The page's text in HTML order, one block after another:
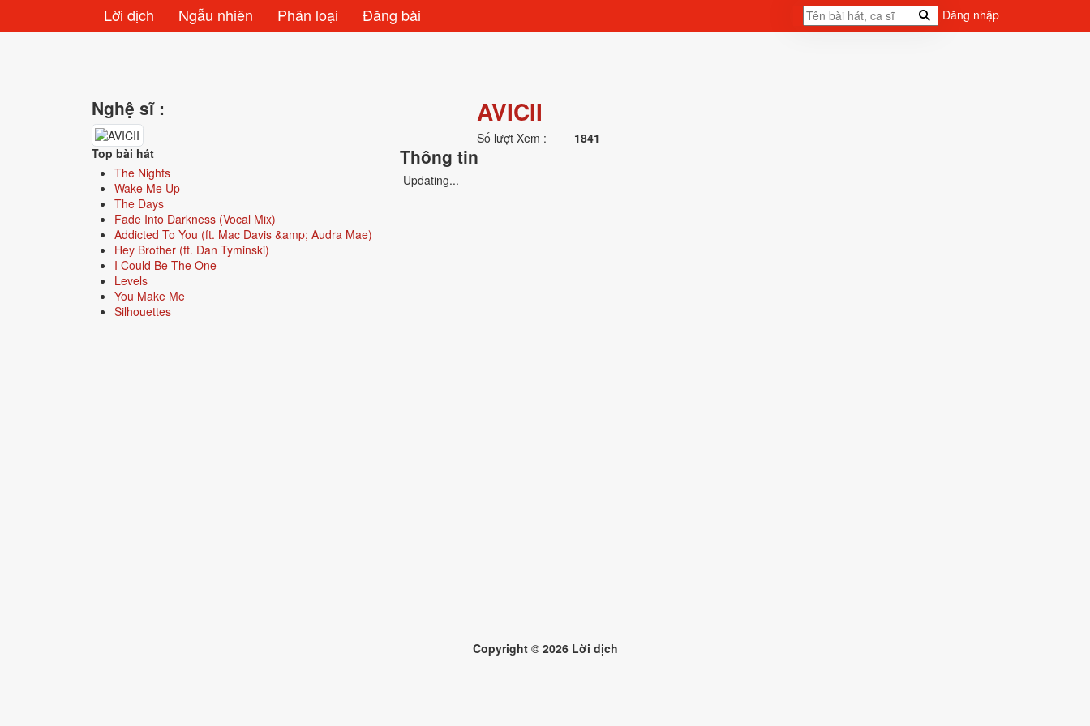
Lời dịch Ngẫu nhiên Phân loại Đăng bài Đăng nhập
Nghệ sĩ : AVICII
Số lượt Xem :
1841
Top bài hát
The Nights
Wake Me Up
The Days
Fade Into Darkness (Vocal Mix)
Addicted To You (ft. Mac Davis &amp; Audra Mae)
Hey Brother (ft. Dan Tyminski)
I Could Be The One
Levels
You Make Me
Silhouettes
Thông tin
Updating...
Copyright © 2026Lời dịch